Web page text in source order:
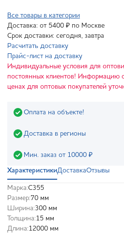
Все товары в категории
Доставка: от 5400 ₽ по Москве
Срок доставки: сегодня, завтра
Расчитать доставку
Прайс-лист на доставку
Индивидуальные условия для
постоянных клиентов! Информацию
ценах для оптовых покупателей
Оплата на объекте!
Доставка в регионы
Мин. заказ от 10000 ₽
ХарактеристикиДоставкаОтзывы
Марка:С355
Размер:70 мм
Ширина:300 мм
Толщина:15 мм
Длина:12000 мм